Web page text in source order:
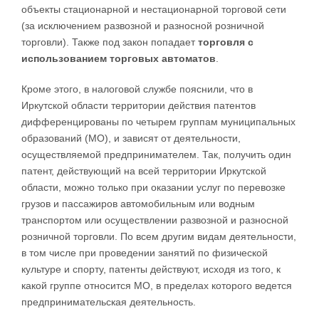
объекты стационарной и нестационарной торговой сети
(за исключением развозной и разносной розничной
торговли). Также под закон попадаетторговля с
использованием торговых автоматов.
Кроме этого, в налоговой службе пояснили, что в
Иркутской области территории действия патентов
дифференцированы по четырем группам муниципальных
образований (МО), и зависят от деятельности,
осуществляемой предпринимателем. Так, получить один
патент, действующий на всей территории Иркутской
области, можно только при оказании услуг по перевозке
грузов и пассажиров автомобильным или водным
транспортом или осуществлении развозной и разносной
розничной торговли. По всем другим видам деятельности,
в том числе при проведении занятий по физической
культуре и спорту, патенты действуют, исходя из того, к
какой группе относится МО, в пределах которого ведется
предпринимательская деятельность.